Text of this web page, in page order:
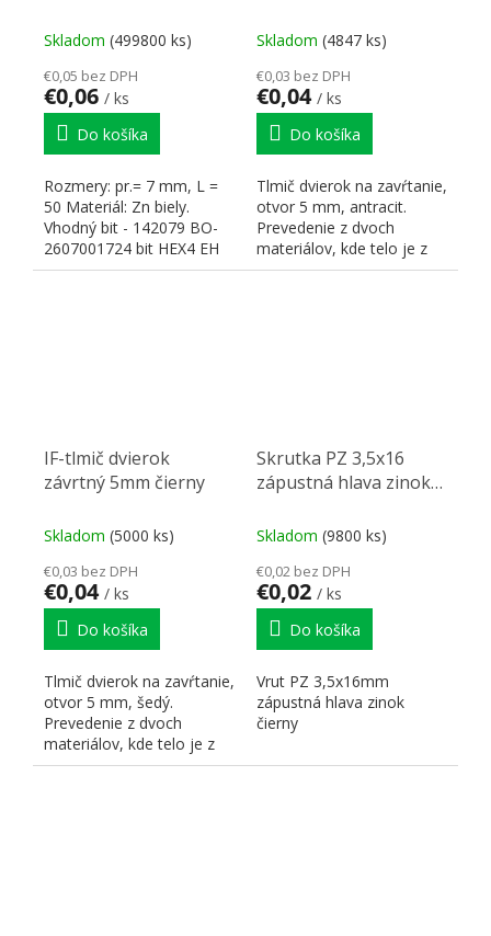
Skladom (499800 ks)
€0,05 bez DPH
€0,06 / ks
Do košíka
Rozmery: pr.= 7 mm, L =
50 Materiál: Zn biely.
Vhodný bit - 142079 BO-
2607001724 bit HEX4 EH
25mm (3ks). Vhodný...
Skladom (4847 ks)
€0,03 bez DPH
€0,04 / ks
Do košíka
Tlmič dvierok na zavŕtanie,
otvor 5 mm, antracit.
Prevedenie z dvoch
materiálov, kde telo je z
pevného plastu a doraz...
IF-tlmič dvierok
závrtný 5mm čierny
Skladom (5000 ks)
€0,03 bez DPH
€0,04 / ks
Do košíka
Tlmič dvierok na zavŕtanie,
otvor 5 mm, šedý.
Prevedenie z dvoch
materiálov, kde telo je z
pevného plastu a doraz z...
Skrutka PZ 3,5x16
zápustná hlava zinok
Skladom (9800 ks)
€0,02 bez DPH
€0,02 / ks
Do košíka
Vrut PZ 3,5x16mm
zápustná hlava zinok
čierny